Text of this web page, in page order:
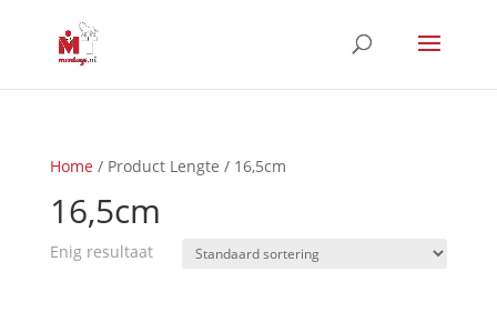
Home/ Product Lengte / 16,5cm
16,5cm
Enig resultaat